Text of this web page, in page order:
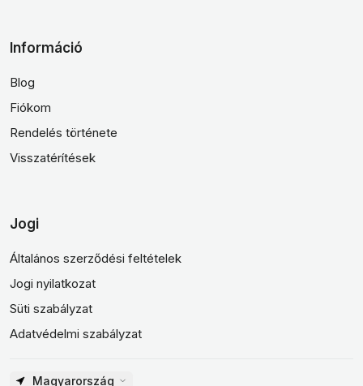
Információ
Blog
Fiókom
Rendelés története
Visszatérítések
Jogi
Általános szerződési feltételek
Jogi nyilatkozat
Süti szabályzat
Adatvédelmi szabályzat
Magyarország